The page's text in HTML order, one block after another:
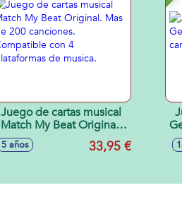
Juego de cartas musical
Match My Beat Original.
Mas de 200 canciones.
Compatible con 4
5 años 33,95 €